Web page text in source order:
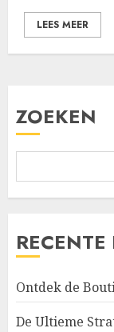
LEES MEER
ZOEKEN
Ontdek de
De Ultieme